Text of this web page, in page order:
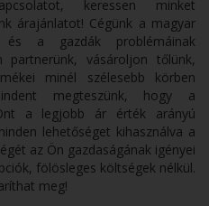
keressen minket
árajánlatot! Cégünk a magyar
és a gazdák problémáinak
partnerünk, vásároljon tőlünk,
minél szélesebb körben
megteszünk, hogy a
a legjobb ár érték arányú
lehetőséget kihasználva a
az Ön gazdaságának igényei
fölösleges költségek nélkül.
meg!